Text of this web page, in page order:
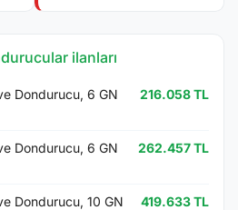
ilanları
Dondurucu, 6 GN
216.058 TL
Dondurucu, 6 GN
262.457 TL
Dondurucu, 10 GN
419.633 TL